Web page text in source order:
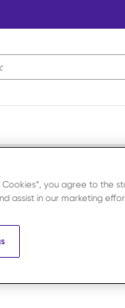
sökning
Cookies”, you agree to the
assist in our marketing